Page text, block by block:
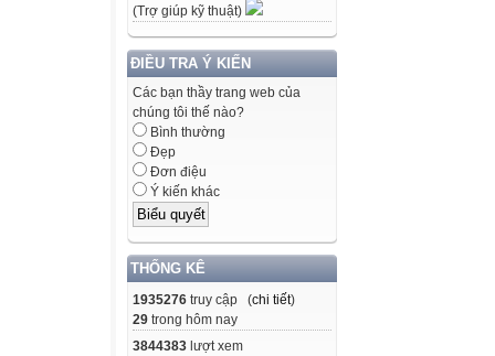
(Trợ giúp kỹ thuật)
ĐIỀU TRA Ý KIẾN
Các bạn thầy trang web của
chúng tôi thế nào?
Bình thường
Đẹp
Đơn điệu
Ý kiến khác
THỐNG KÊ
1935276 truy cập (chi tiết)
29 trong hôm nay
3844383 lượt xem